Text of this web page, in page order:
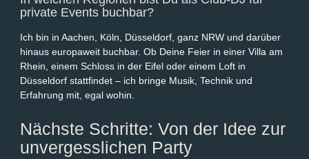
private Events buchbar?
Ich bin in Aachen, Köln, Düsseldorf, ganz NRW und darüber
hinaus europaweit buchbar. Ob Deine Feier in einer Villa am
Rhein, einem Schloss in der Eifel oder einem Loft in
Düsseldorf stattfindet – ich bringe Musik, Technik und
Erfahrung mit, egal wohin.
Nächste Schritte: Von der Idee zur
unvergesslichen Party